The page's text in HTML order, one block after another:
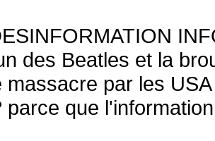
des Beatles et la
massacre par les
parce que